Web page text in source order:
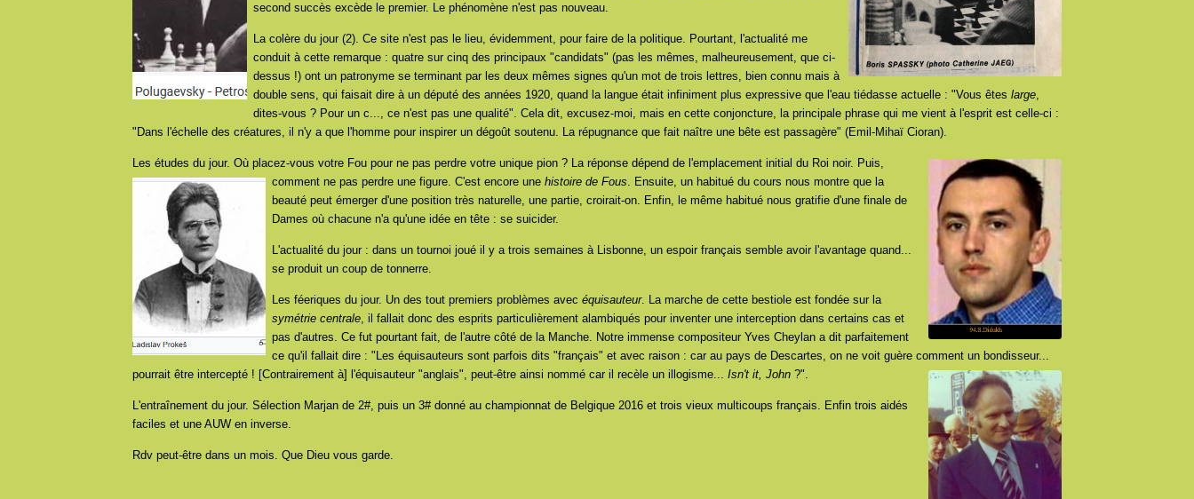
second succès excède le premier. Le phénomène n'est pas nouveau.
La colère du jour (2). Ce site n'est pas le lieu, évidemment, pour faire de la politique. Pourtant, l'actualité me
conduit à cette remarque : quatre sur cinq des principaux "candidats" (pas les mêmes, malheureusement, que ci-
dessus !) ont un patronyme se terminant par les deux mêmes signes qu'un mot de trois lettres, bien connu mais à
double sens, qui faisait dire à un député des années 1920, quand la langue était infiniment plus expressive que l'eau tiédasse actuelle : "Vous êteslarge,
dites-vous ? Pour un c..., ce n'est pas une qualité". Cela dit, excusez-moi, mais en cette conjoncture, la principale phrase qui me vient à l'esprit est celle-ci :
"Dans l'échelle des créatures, il n'y a que l'homme pour inspirer un dégoût soutenu. La répugnance que fait naître une bête est passagère" (Emil-Mihaï Cioran).
Les études du jour. Où placez-vous votre Fou pour ne pas perdre votre unique pion ? La réponse dépend de l'emplacement initial du Roi noir. Puis,
comment ne pas perdre une figure. C'est encore unehistoirede Fous. Ensuite, un habitué du cours nous montre que la
beauté peut émerger d'une position très naturelle, une partie, croirait-on. Enfin, le même habitué nous gratifie d'une finale de
Dames où chacune n'a qu'une idée en tête : se suicider.
L'actualité du jour : dans un tournoi joué il y a trois semaines à Lisbonne, un espoir français semble avoir l'avantage quand...
se produit un coup de tonnerre.
Les féeriques du jour. Un des tout premiers problèmes avecéquisauteur. La marche de cette bestiole est fondée sur la
symétrie centrale, il fallait donc des esprits particulièrement alambiqués pour inventer une interception dans certains cas et
pas d'autres. Ce fut pourtant fait, de l'autre côté de la Manche. Notre immense compositeur Yves Cheylan a dit parfaitement
ce qu'il fallait dire : "Les équisauteurs sont parfois dits "français" et avec raison : car au pays de Descartes, on ne voit guère comment un bondisseur...
pourrait être intercepté ! [Contrairement à] l'équisauteur "anglais", peut-être ainsi nommé car il recèle un illogisme...Isn't it, John ?".
L'entraînement du jour. Sélection Marjan de 2#, puis un 3# donné au championnat de Belgique 2016 et trois vieux multicoups français. Enfin trois aidés
faciles et une AUW en inverse.
Rdv peut-être dans un mois. Que Dieu vous garde.